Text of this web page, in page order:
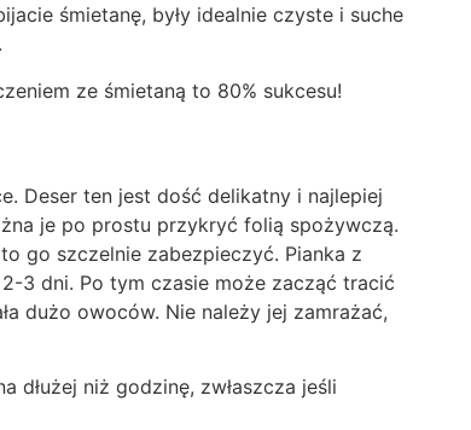
śmietanę, były idealnie czyste i suche
ze śmietaną to 80% sukcesu!
Deser ten jest dość delikatny i najlepiej
je po prostu przykryć folią spożywczą.
go szczelnie zabezpieczyć. Pianka z
3 dni. Po tym czasie może zacząć tracić
dużo owoców. Nie należy jej zamrażać,
dłużej niż godzinę, zwłaszcza jeśli